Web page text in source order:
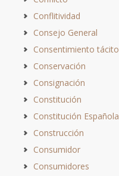
Conflitividad
Consejo General
Consentimiento tácito
Conservación
Consignación
Constitución
Constitución Española
Construcción
Consumidor
Consumidores